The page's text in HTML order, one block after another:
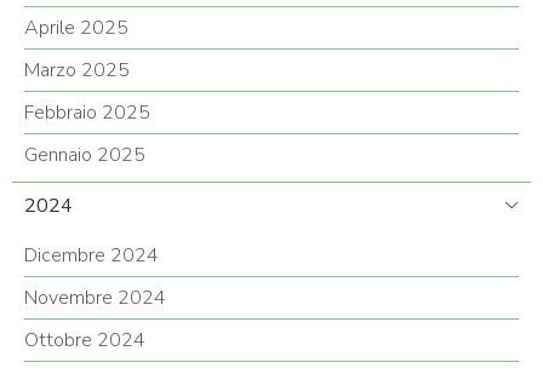
Aprile 2025
Marzo 2025
Febbraio 2025
Gennaio 2025
2024
Dicembre 2024
Novembre 2024
Ottobre 2024